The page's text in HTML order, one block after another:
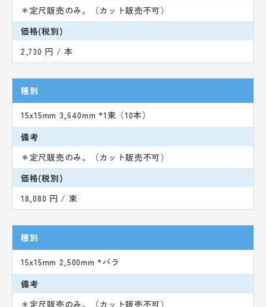
＊定尺販売のみ。（カット販売不可）
価格(税別)
2,730 円 / 本
種別
15x15mm 3,640mm *1束（10本）
備考
＊定尺販売のみ。（カット販売不可）
価格(税別)
18,080 円 / 束
種別
15x15mm 2,500mm *バラ
備考
＊定尺販売のみ。（カット販売不可）